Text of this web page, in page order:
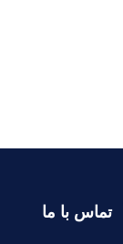
تماس با ما